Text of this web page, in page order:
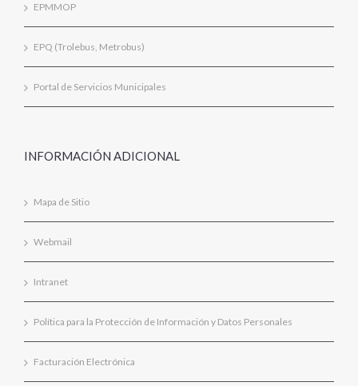
EPMMOP
EPQ (Trolebus, Metrobus)
Portal de Servicios Municipales
INFORMACIÓN ADICIONAL
Mapa de Sitio
Webmail
Intranet
Política para la Protección de Información y Datos Personales
Facturación Electrónica